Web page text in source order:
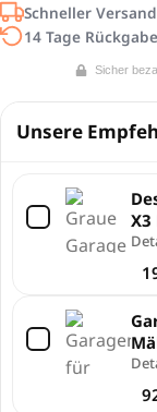
Schneller Versand
14 Tage
Sicher
Unsere
X3